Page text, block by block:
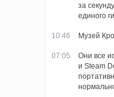
за
единого
10:46 Музей
07:05
Они все
и Steam